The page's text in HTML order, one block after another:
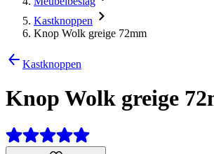
Kastknoppen
Knop Wolk greige 72mm
Kastknoppen
Knop Wolk greige